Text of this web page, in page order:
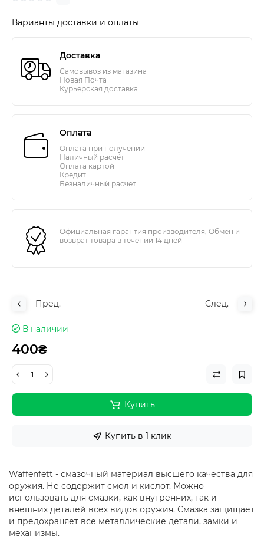
Варианты доставки и оплаты
Доставка
Самовывоз из магазина
Новая Почта
Курьерская доставка
Оплата
Оплата при получении
Наличный расчёт
Оплата картой
Кредит
Безналичный расчет
Официальная гарантия производителя, Обмен и
возврат товара в течении 14 дней
Пред. След.
В наличии
400₴
Купить
Купить в 1 клик
Waffenfett - смазочный материал высшего качества для
оружия. Не содержит смол и кислот. Можно
использовать для смазки, как внутренних, так и
внешних деталей всех видов оружия. Смазка защищает
и предохраняет все металлические детали, замки и
механизмы.